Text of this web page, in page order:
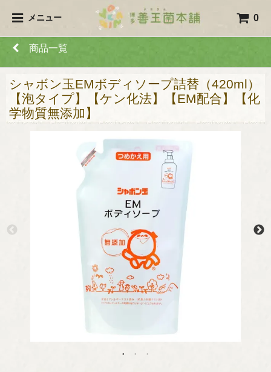
メニュー 0
商品一覧
シャボン玉EMボディソープ詰替（420ml）
【泡タイプ】【ケン化法】【EM配合】【化
学物質無添加】